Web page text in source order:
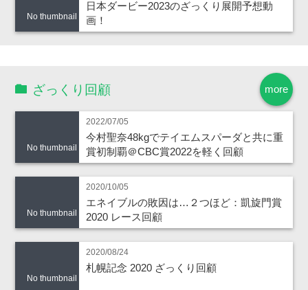
No thumbnail
日本ダービー2023のざっくり展開予想動
画！
more
ざっくり回顧
No thumbnail
2022/07/05
今村聖奈48kgでテイエムスパーダと共に重
賞初制覇＠CBC賞2022を軽く回顧
No thumbnail
2020/10/05
エネイブルの敗因は…２つほど：凱旋門賞
2020 レース回顧
No thumbnail
2020/08/24
札幌記念 2020 ざっくり回顧